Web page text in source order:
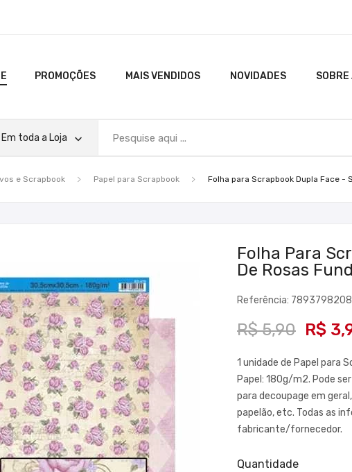
PROMOÇÕES MAIS VENDIDOS NOVIDADES
e Scrapbook Papel para Scrapbook Folha para Scrapbook Dupla Face -
Folha Para
De Rosas
Referência:
R$ 5,90 R$
1 unidade de Papel para
Papel: 180g/m2. Pode
para decoupage em
papelão, etc. Todas as
fabricante/fornecedor.
Quantidade